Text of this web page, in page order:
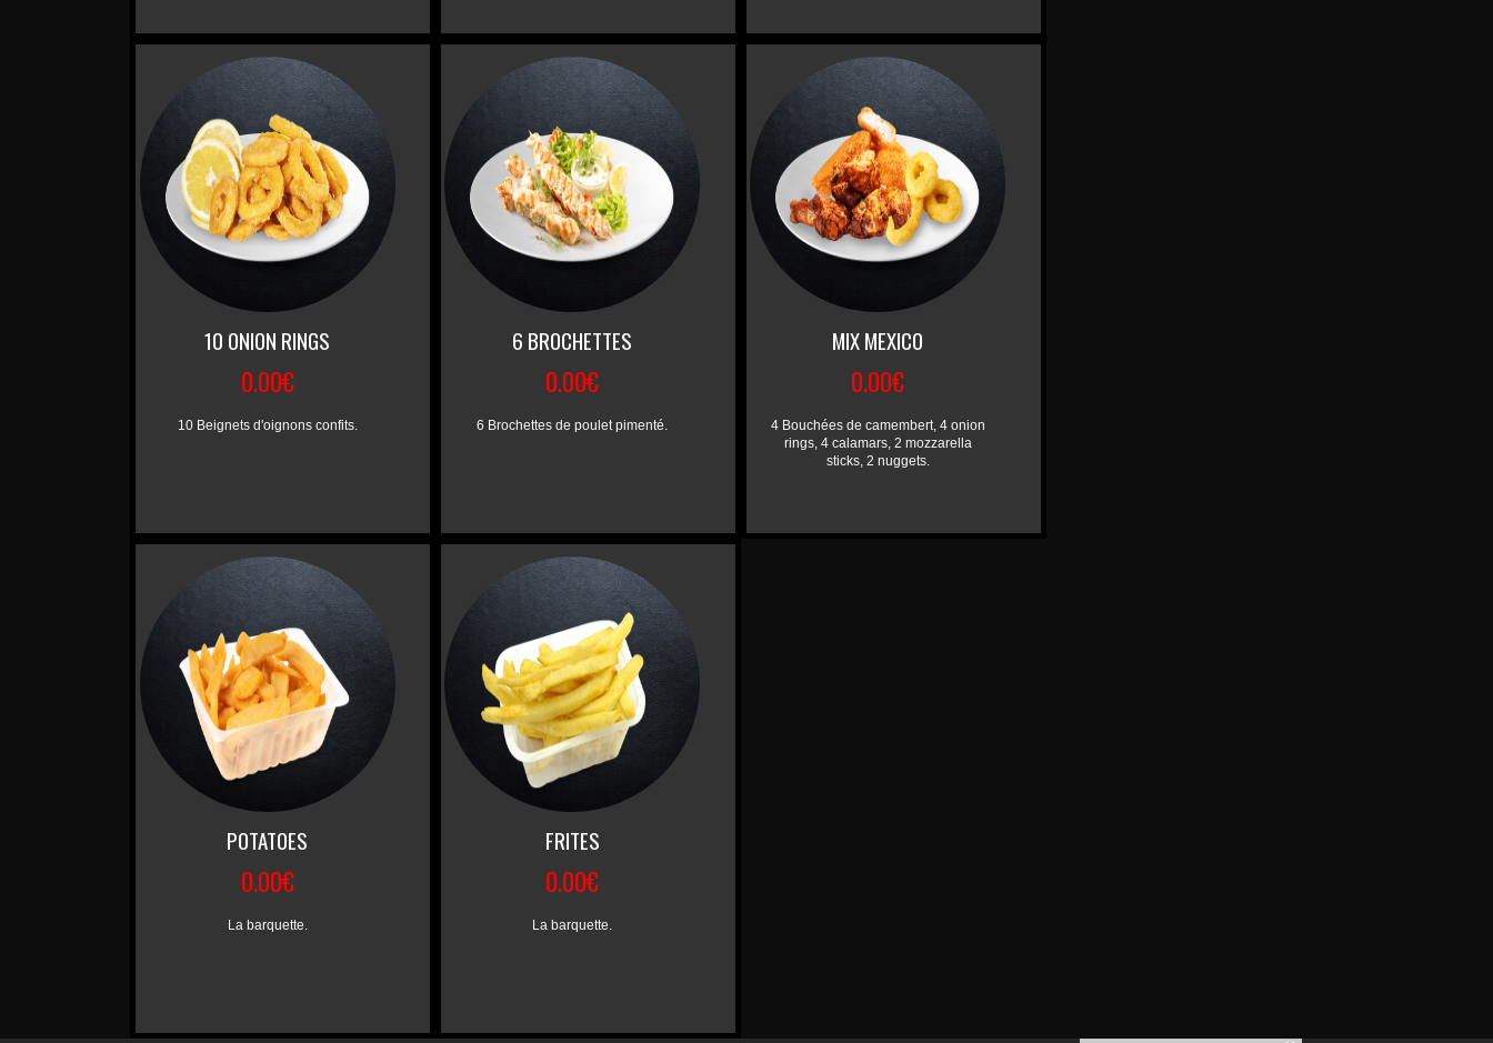
10 ONION RINGS
0.00€
10 Beignets d'oignons confits.
6 BROCHETTES
0.00€
6 Brochettes de poulet pimenté.
MIX MEXICO
0.00€
4 Bouchées de camembert, 4 onion
rings, 4 calamars, 2 mozzarella
sticks, 2 nuggets.
POTATOES
0.00€
La barquette.
FRITES
0.00€
La barquette.